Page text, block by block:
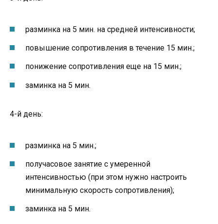
разминка на 5 мин. на средней интенсивности;
повышение сопротивления в течение 15 мин.;
понижение сопротивления еще на 15 мин.;
заминка на 5 мин.
4-й день:
разминка на 5 мин.;
получасовое занятие с умеренной
интенсивностью (при этом нужно настроить
минимальную скорость сопротивления);
заминка на 5 мин.